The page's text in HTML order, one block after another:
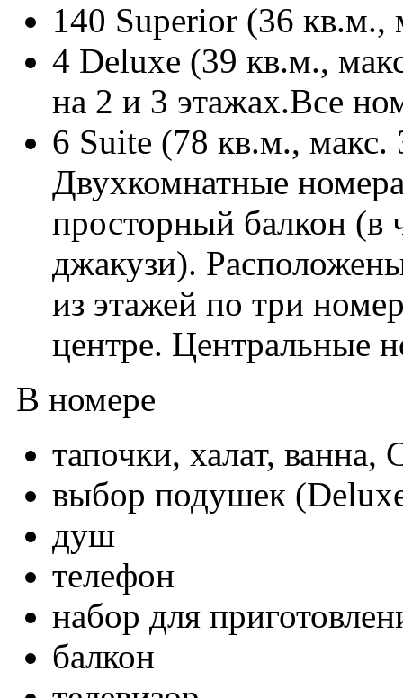
140 Superior (36 кв.м.,
4 Deluxe (39 кв.м.,
на 2 и 3 этажах.Все
6 Suite (78 кв.м., макс.
Двухкомнатные
просторный балкон (в
джакузи).
из этажей по три
центре. Центральные
В номере
тапочки, халат,
выбор подушек
душ
телефон
набор для
балкон